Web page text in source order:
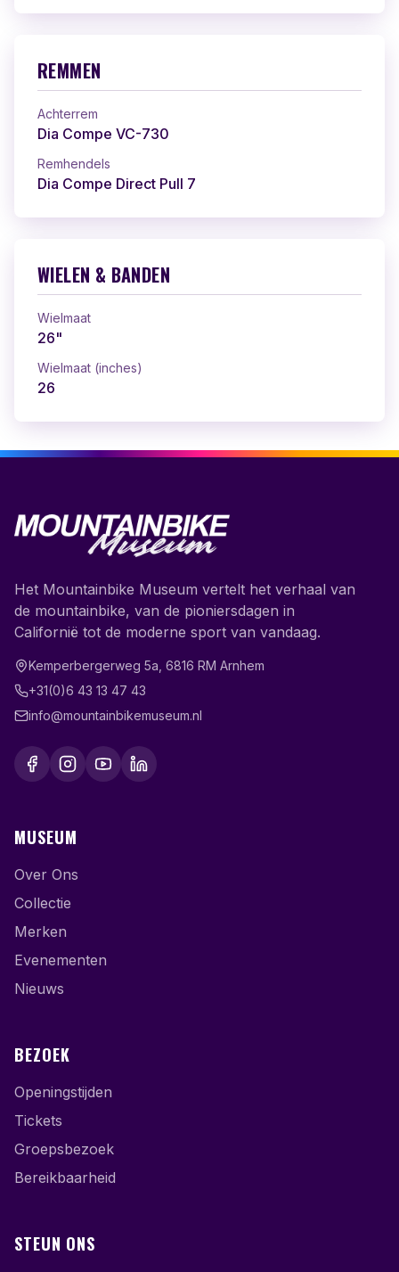
REMMEN
Achterrem
Dia Compe VC-730
Remhendels
Dia Compe Direct Pull 7
WIELEN & BANDEN
Wielmaat
26"
Wielmaat (inches)
26
Het Mountainbike Museum vertelt het verhaal van
de mountainbike, van de pioniersdagen in
Californië tot de moderne sport van vandaag.
Kemperbergerweg 5a, 6816 RM Arnhem
+31(0)6 43 13 47 43
info@mountainbikemuseum.nl
MUSEUM
Over Ons
Collectie
Merken
Evenementen
Nieuws
BEZOEK
Openingstijden
Tickets
Groepsbezoek
Bereikbaarheid
STEUN ONS